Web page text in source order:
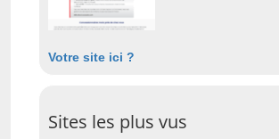
Votre site ici ?
Sites les plus vus